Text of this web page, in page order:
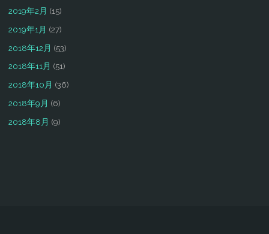
2019年2月 (15)
2019年1月 (27)
2018年12月 (53)
2018年11月 (51)
2018年10月 (36)
2018年9月 (6)
2018年8月 (9)